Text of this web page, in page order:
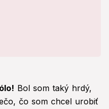
Bol som taký hrdý,
čo som chcel urobiť